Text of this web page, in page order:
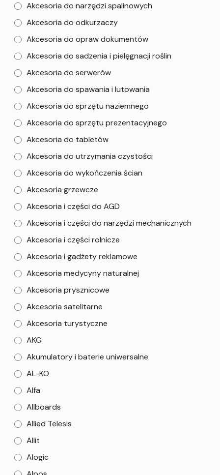
Akcesoria do narzędzi spalinowych
Akcesoria do odkurzaczy
Akcesoria do opraw dokumentów
Akcesoria do sadzenia i pielęgnacji roślin
Akcesoria do serwerów
Akcesoria do spawania i lutowania
Akcesoria do sprzętu naziemnego
Akcesoria do sprzętu prezentacyjnego
Akcesoria do tabletów
Akcesoria do utrzymania czystości
Akcesoria do wykończenia ścian
Akcesoria grzewcze
Akcesoria i części do AGD
Akcesoria i części do narzędzi mechanicznych
Akcesoria i części rolnicze
Akcesoria i gadżety reklamowe
Akcesoria medycyny naturalnej
Akcesoria prysznicowe
Akcesoria satelitarne
Akcesoria turystyczne
AKG
Akumulatory i baterie uniwersalne
AL-KO
Alfa
Allboards
Allied Telesis
Allit
Alogic